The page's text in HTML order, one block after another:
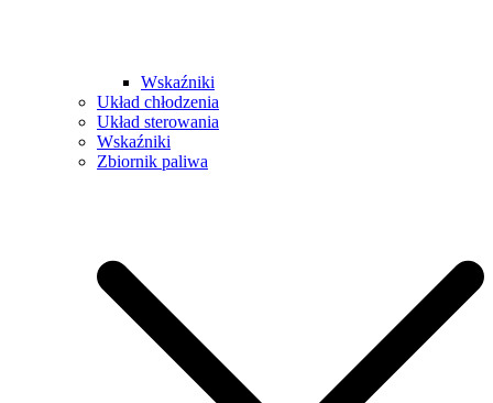
Wskaźniki
Układ chłodzenia
Układ sterowania
Wskaźniki
Zbiornik paliwa